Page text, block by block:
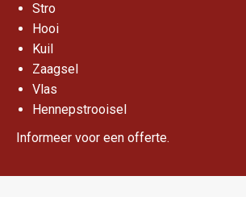
Stro
Hooi
Kuil
Zaagsel
Vlas
Hennepstrooisel
Informeer voor een offerte.